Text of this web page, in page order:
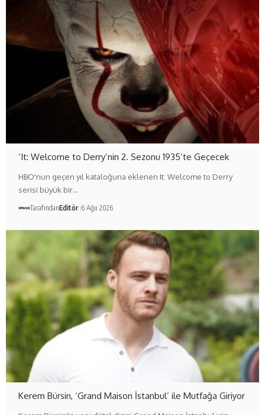
‘It: Welcome to Derry’nin 2. Sezonu 1935’te Geçecek
HBO'nun geçen yıl kataloğuna eklenen It: Welcome to Derry
serisi büyük bir…
TarafındanEditör 6 Ağu 2026
Kerem Bürsin, ‘Grand Maison İstanbul’ ile Mutfağa Giriyor